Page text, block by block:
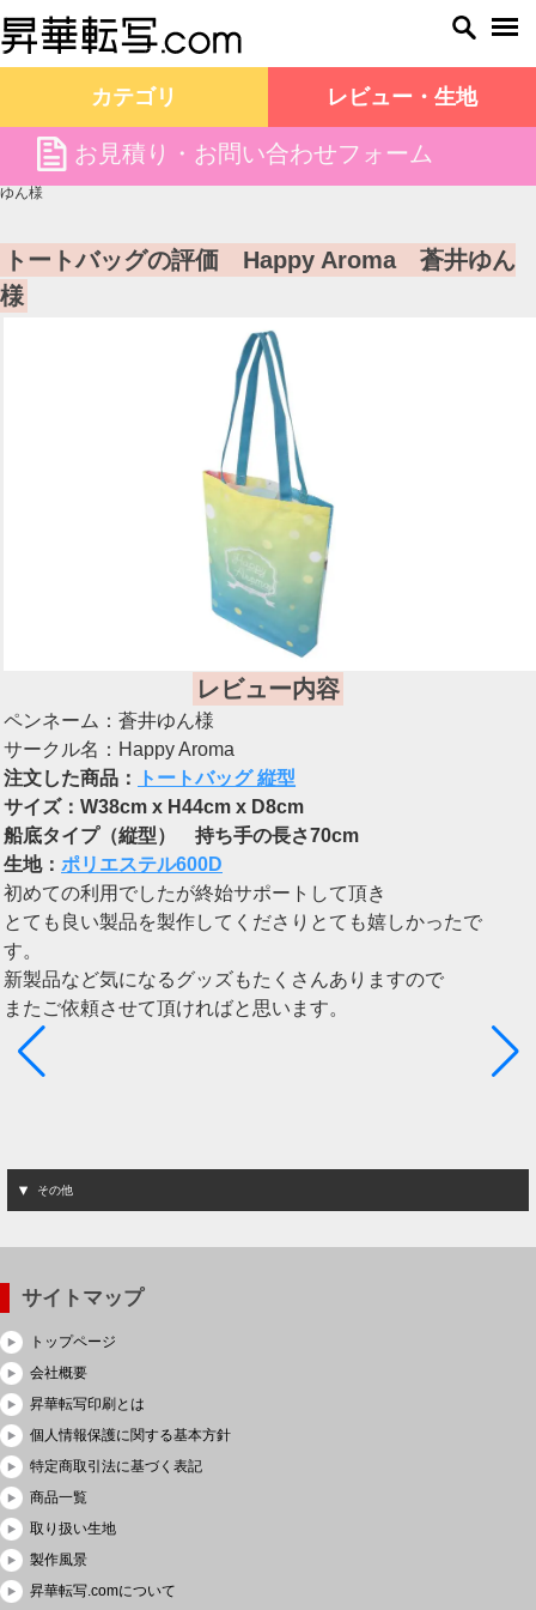
カテゴリ レビュー・生地
file お見積り・お問い合わせフォーム
昇華転写.com TOP お客様の声
トートバッグの評価 Happy Aroma 蒼井
ゆん様
トートバッグの評価 Happy Aroma 蒼井ゆん
様
レビュー内容
ペンネーム：蒼井ゆん様
サークル名：Happy Aroma
注文した商品：
トートバッグ 縦型
サイズ：W38cm x H44cm x D8cm
船底タイプ（縦型） 持ち手の長さ70cm
生地： ポリエステル600D
初めての利用でしたが終始サポートして頂き
とても良い製品を製作してくださりとても嬉しかったで
す。
新製品など気になるグッズもたくさんありますので
またご依頼させて頂ければと思います。
その他
サイトマップ
トップページ
会社概要
昇華転写印刷とは
個人情報保護に関する基本方針
特定商取引法に基づく表記
商品一覧
取り扱い生地
製作風景
昇華転写.comについて